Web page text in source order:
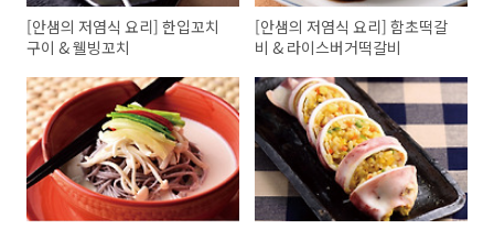
[안샘의 저염식 요리] 한입꼬치
구이 & 웰빙꼬치
[안샘의 저염식 요리] 함초떡갈
비 & 라이스버거떡갈비